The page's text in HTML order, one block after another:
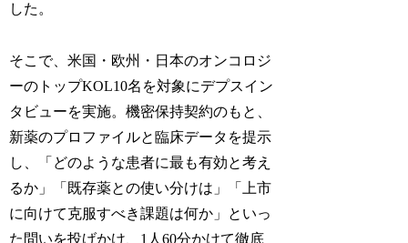
した。
そこで、米国・欧州・日本のオンコロジ
ーのトップKOL10名を対象にデプスイン
タビューを実施。機密保持契約のもと、
新薬のプロファイルと臨床データを提示
し、「どのような患者に最も有効と考え
るか」「既存薬との使い分けは」「上市
に向けて克服すべき課題は何か」といっ
た問いを投げかけ、1人60分かけて徹底